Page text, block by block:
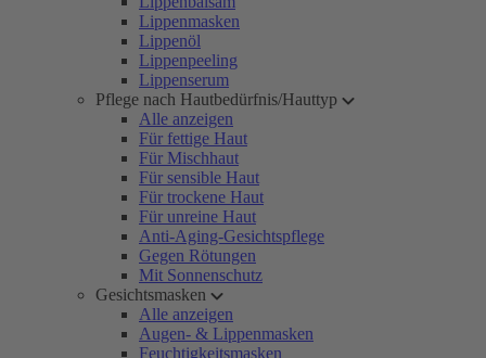
Lippenmasken
Lippenöl
Lippenpeeling
Lippenserum
Pflege nach Hautbedürfnis/Hauttyp
Alle anzeigen
Für fettige Haut
Für Mischhaut
Für sensible Haut
Für trockene Haut
Für unreine Haut
Anti-Aging-Gesichtspflege
Gegen Rötungen
Mit Sonnenschutz
Gesichtsmasken
Alle anzeigen
Augen- & Lippenmasken
Feuchtigkeitsmasken